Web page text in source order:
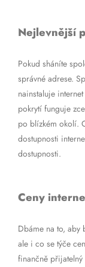
Nejlevnější
Pokud sháníte
správné adrese.
nainstaluje
pokrytí funguje
po blízkém okolí.
dostupnosti
dostupnosti.
Ceny
Dbáme na to, aby
ale i co se týče
finančně přijatelný